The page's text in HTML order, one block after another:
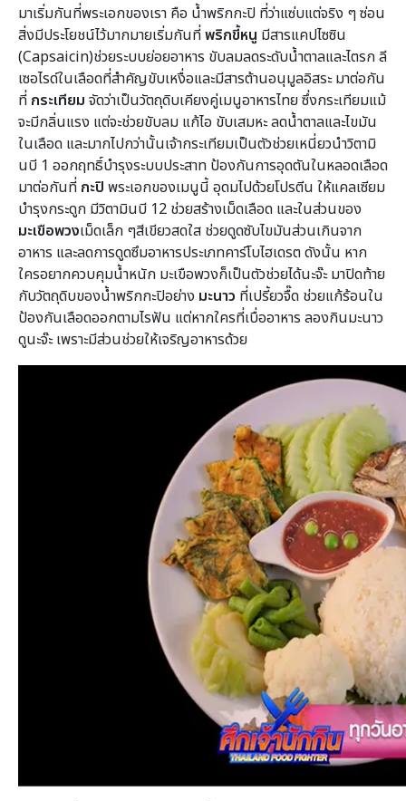
มาเริ่มกันที่พระเอกของเรา คือ น้ำพริกกะปิ ที่ว่าแซ่บแต่จริง ๆ ซ่อน
สิ่งมีประโยชน์ไว้มากมายเริ่มกันที่พริกขี้หนู มีสารแคปไซซิน
(Capsaicin)ช่วยระบบย่อยอาหาร ขับลมลดระดับน้ำตาลและไตรก ลี
เซอไรด์ในเลือดที่สำคัญขับเหงื่อและมีสารต้านอนุมูลอิสระ มาต่อกัน
ที่ กระเทียม จัดว่าเป็นวัตถุดิบเคียงคู่เมนูอาหารไทย ซึ่งกระเทียมแม้
จะมีกลิ่นแรง แต่จะช่วยขับลม แก้ไอ ขับเสมหะ ลดน้ำตาลและไขมัน
ในเลือด และมากไปกว่านั้นเจ้ากระเทียมเป็นตัวช่วยเหนี่ยวนำวิตามิ
นบี 1 ออกฤทธิ์บำรุงระบบประสาท ป้องกันการอุดตันในหลอดเลือด
มาต่อกันที่ กะปิ พระเอกของเมนูนี้ อุดมไปด้วยโปรตีน ให้แคลเซียม
บำรุงกระดูก มีวิตามินบี 12 ช่วยสร้างเม็ดเลือด และในส่วนของ
มะเขือพวงเม็ดเล็ก ๆสีเขียวสดใส ช่วยดูดซับไขมันส่วนเกินจาก
อาหาร และลดการดูดซึมอาหารประเภทคาร์โบไฮเดรต ดังนั้น หาก
ใครอยากควบคุมน้ำหนัก มะเขือพวงก็เป็นตัวช่วยได้นะจ๊ะ มาปิดท้าย
กับวัตถุดิบของน้ำพริกกะปิอย่าง มะนาว ที่เปรี้ยวจื๊ด ช่วยแก้ร้อนใน
ป้องกันเลือดออกตามไรฟัน แต่หากใครที่เบื่ออาหาร ลองกินมะนาว
ดูนะจ๊ะ เพราะมีส่วนช่วยให้เจริญอาหารด้วย